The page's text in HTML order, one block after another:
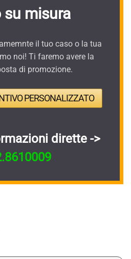
su misura
il tuo caso o la tua
noi! Ti faremo avere la
di promozione.
PERSONALIZZATO
dirette ->